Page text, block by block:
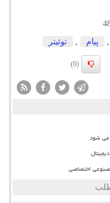
پیام توئیتر
(0)
می شود
اختصاصی